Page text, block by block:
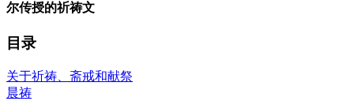
尔传授的祈祷文
目录
关于祈祷、斋戒和献祭
晨祷